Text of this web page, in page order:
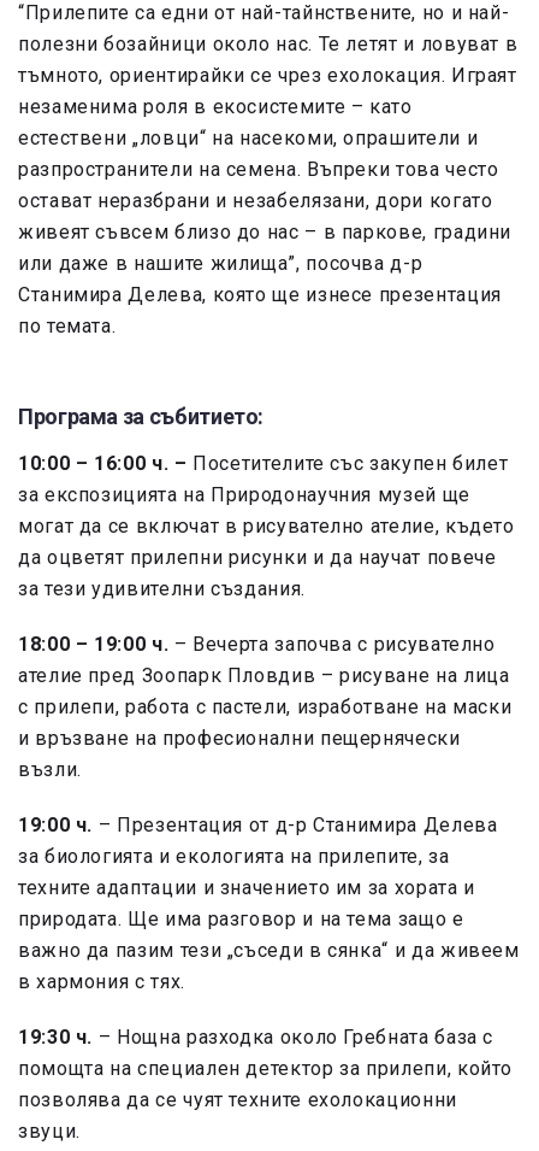
“Прилепите са едни от най-тайнствените, но и най-
полезни бозайници около нас. Те летят и ловуват в
тъмното, ориентирайки се чрез ехолокация. Играят
незаменима роля в екосистемите – като
естествени „ловци“ на насекоми, опрашители и
разпространители на семена. Въпреки това често
остават неразбрани и незабелязани, дори когато
живеят съвсем близо до нас – в паркове, градини
или даже в нашите жилища”, посочва д-р
Станимира Делева, която ще изнесе презентация
по темата.
Програма за събитието:
10:00 – 16:00 ч. – Посетителите със закупен билет
за експозицията на Природонаучния музей ще
могат да се включат в рисувателно ателие, където
да оцветят прилепни рисунки и да научат повече
за тези удивителни създания.
18:00 – 19:00 ч. – Вечерта започва с рисувателно
ателие пред Зоопарк Пловдив – рисуване на лица
с прилепи, работа с пастели, изработване на маски
и връзване на професионални пещернячески
възли.
19:00 ч. – Презентация от д-р Станимира Делева
за биологията и екологията на прилепите, за
техните адаптации и значението им за хората и
природата. Ще има разговор и на тема защо е
важно да пазим тези „съседи в сянка“ и да живеем
в хармония с тях.
19:30 ч. – Нощна разходка около Гребната база с
помощта на специален детектор за прилепи, който
позволява да се чуят техните ехолокационни
звуци.